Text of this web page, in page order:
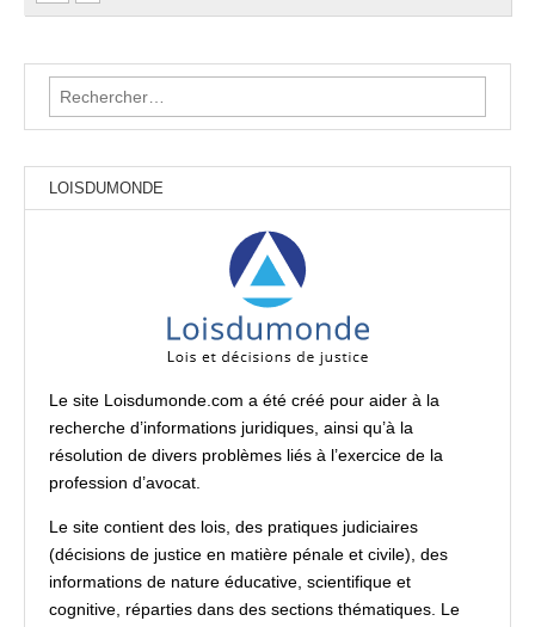
Rechercher :
LOISDUMONDE
Le site Loisdumonde.com a été créé pour aider à la
recherche d’informations juridiques, ainsi qu’à la
résolution de divers problèmes liés à l’exercice de la
profession d’avocat.
Le site contient des lois, des pratiques judiciaires
(décisions de justice en matière pénale et civile), des
informations de nature éducative, scientifique et
cognitive, réparties dans des sections thématiques. Le